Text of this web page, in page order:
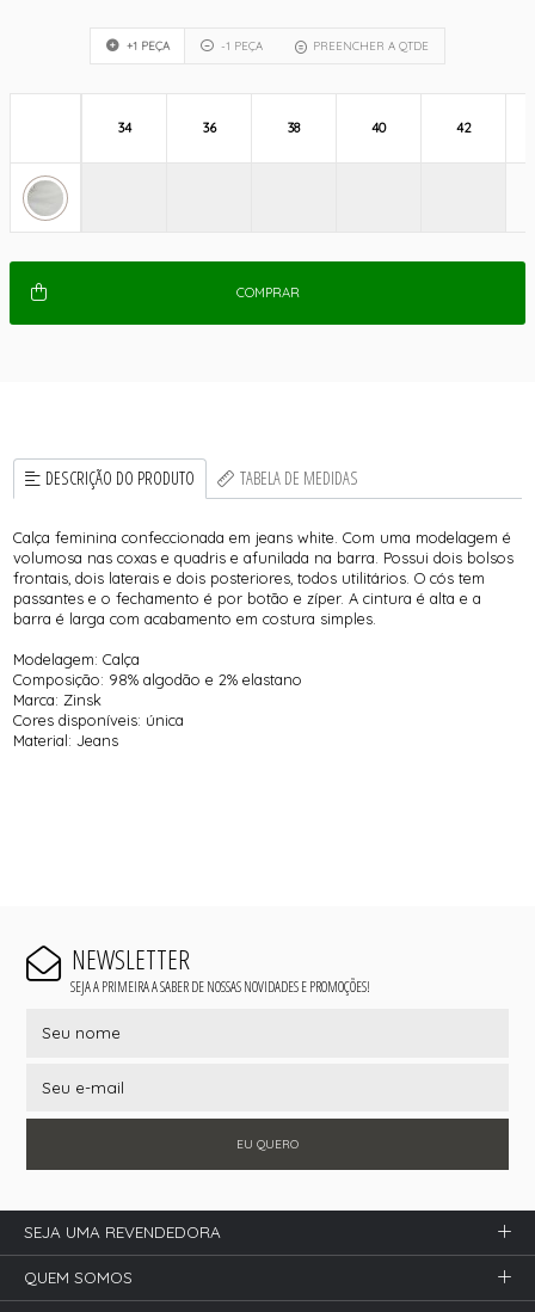
+1 PEÇA -1 PEÇA PREENCHER A QTDE
34 36 38 40 42
COMPRAR
DESCRIÇÃO DO PRODUTO TABELA DE MEDIDAS
Calça feminina confeccionada em jeans white. Com uma modelagem é
volumosa nas coxas e quadris e afunilada na barra. Possui dois bolsos
frontais, dois laterais e dois posteriores, todos utilitários. O cós tem
passantes e o fechamento é por botão e zíper. A cintura é alta e a
barra é larga com acabamento em costura simples.
Modelagem: Calça
Composição: 98% algodão e 2% elastano
Marca: Zinsk
Cores disponíveis: única
Material: Jeans
NEWSLETTER
SEJA A PRIMEIRA A SABER DE NOSSAS NOVIDADES E PROMOÇÕES!
EU QUERO
SEJA UMA REVENDEDORA
QUEM SOMOS